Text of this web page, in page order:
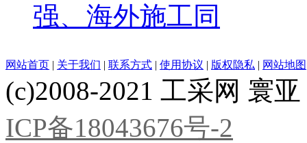
强、海外施工同
网站首页 | 关于我们 | 联系方式 | 使用协议 | 版权隐私 | 网站地图
(c)2008-2021 工采网 寰
ICP备18043676号-2